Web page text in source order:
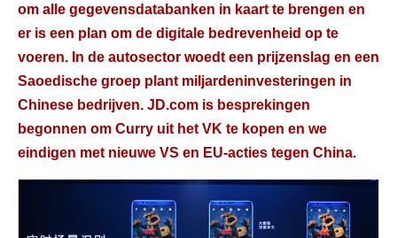
om alle gegevensdatabanken in kaart te brengen en
er is een plan om de digitale bedrevenheid op te
voeren. In de autosector woedt een prijzenslag en een
Saoedische groep plant miljardeninvesteringen in
Chinese bedrijven. JD.com is besprekingen
begonnen om Curry uit het VK te kopen en we
eindigen met nieuwe VS en EU-acties tegen China.